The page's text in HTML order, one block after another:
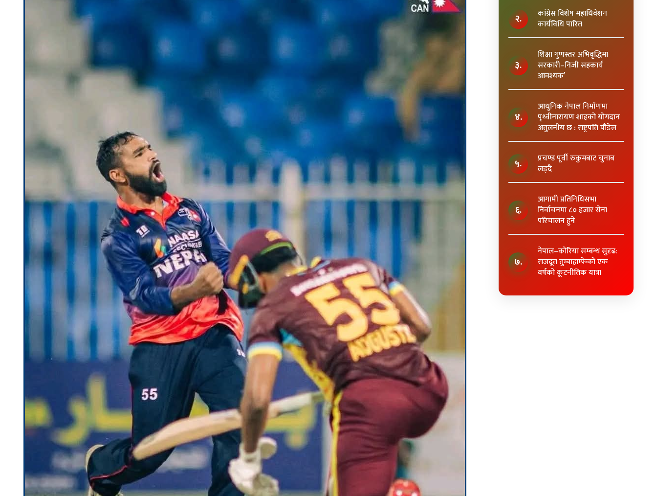
२.
कांग्रेस विशेष महाधिवेशन
कार्यविधि पारित
३.
शिक्षा गुणस्तर अभिवृद्धिमा
सरकारी–निजी सहकार्य
आवश्यक’
४.
आधुनिक नेपाल निर्माणमा
पृथ्वीनारायण शाहकाे याेगदान
अतुलनीय छ : राष्ट्रपति पाैडेल
५.
प्रचण्ड पूर्वी रुकुमबाट चुनाब
लड्दै
६.
आगामी प्रतिनिधिसभा
निर्वाचनमा ८० हजार सेना
परिचालन हुने
७.
नेपाल–कोरिया सम्बन्ध सुदृढ:
राजदूत तुम्बाहाम्फेको एक
वर्षको कूटनीतिक यात्रा